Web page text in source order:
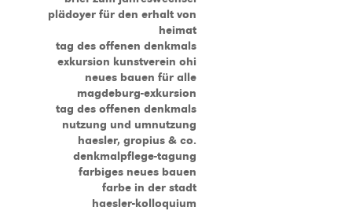
plädoyer für den erhalt von
heimat
tag des offenen denkmals
exkursion kunstverein ohi
neues bauen für alle
magdeburg-exkursion
tag des offenen denkmals
nutzung und umnutzung
haesler, gropius & co.
denkmalpflege-tagung
farbiges neues bauen
farbe in der stadt
haesler-kolloquium